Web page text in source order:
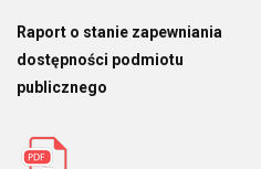
Raport o stanie zapewniania
dostępności podmiotu
publicznego